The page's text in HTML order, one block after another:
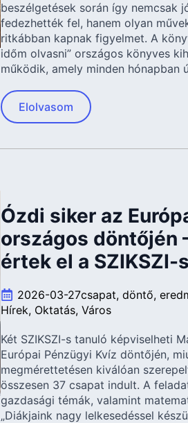
beszélgetések során így nemcsak
fedezhették fel, hanem olyan
ritkábban kapnak figyelmet. A
időm olvasni” országos könyves
működik, amely minden hónapban
Elolvasom
Ózdi siker az
országos döntőjén
értek el a SZIKSZI-
2026-03-27csapat döntő
Hírek Oktatás Város
Két SZIKSZI-s tanuló képviselheti
Európai Pénzügyi Kvíz döntőjén,
megmérettetésen kiválóan
összesen 37 csapat indult. A
gazdasági témák, valamint
„Diákjaink nagy lelkesedéssel